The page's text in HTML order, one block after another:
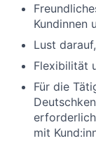
Kundinnen
Lust
Flexibilität
Für die
mit